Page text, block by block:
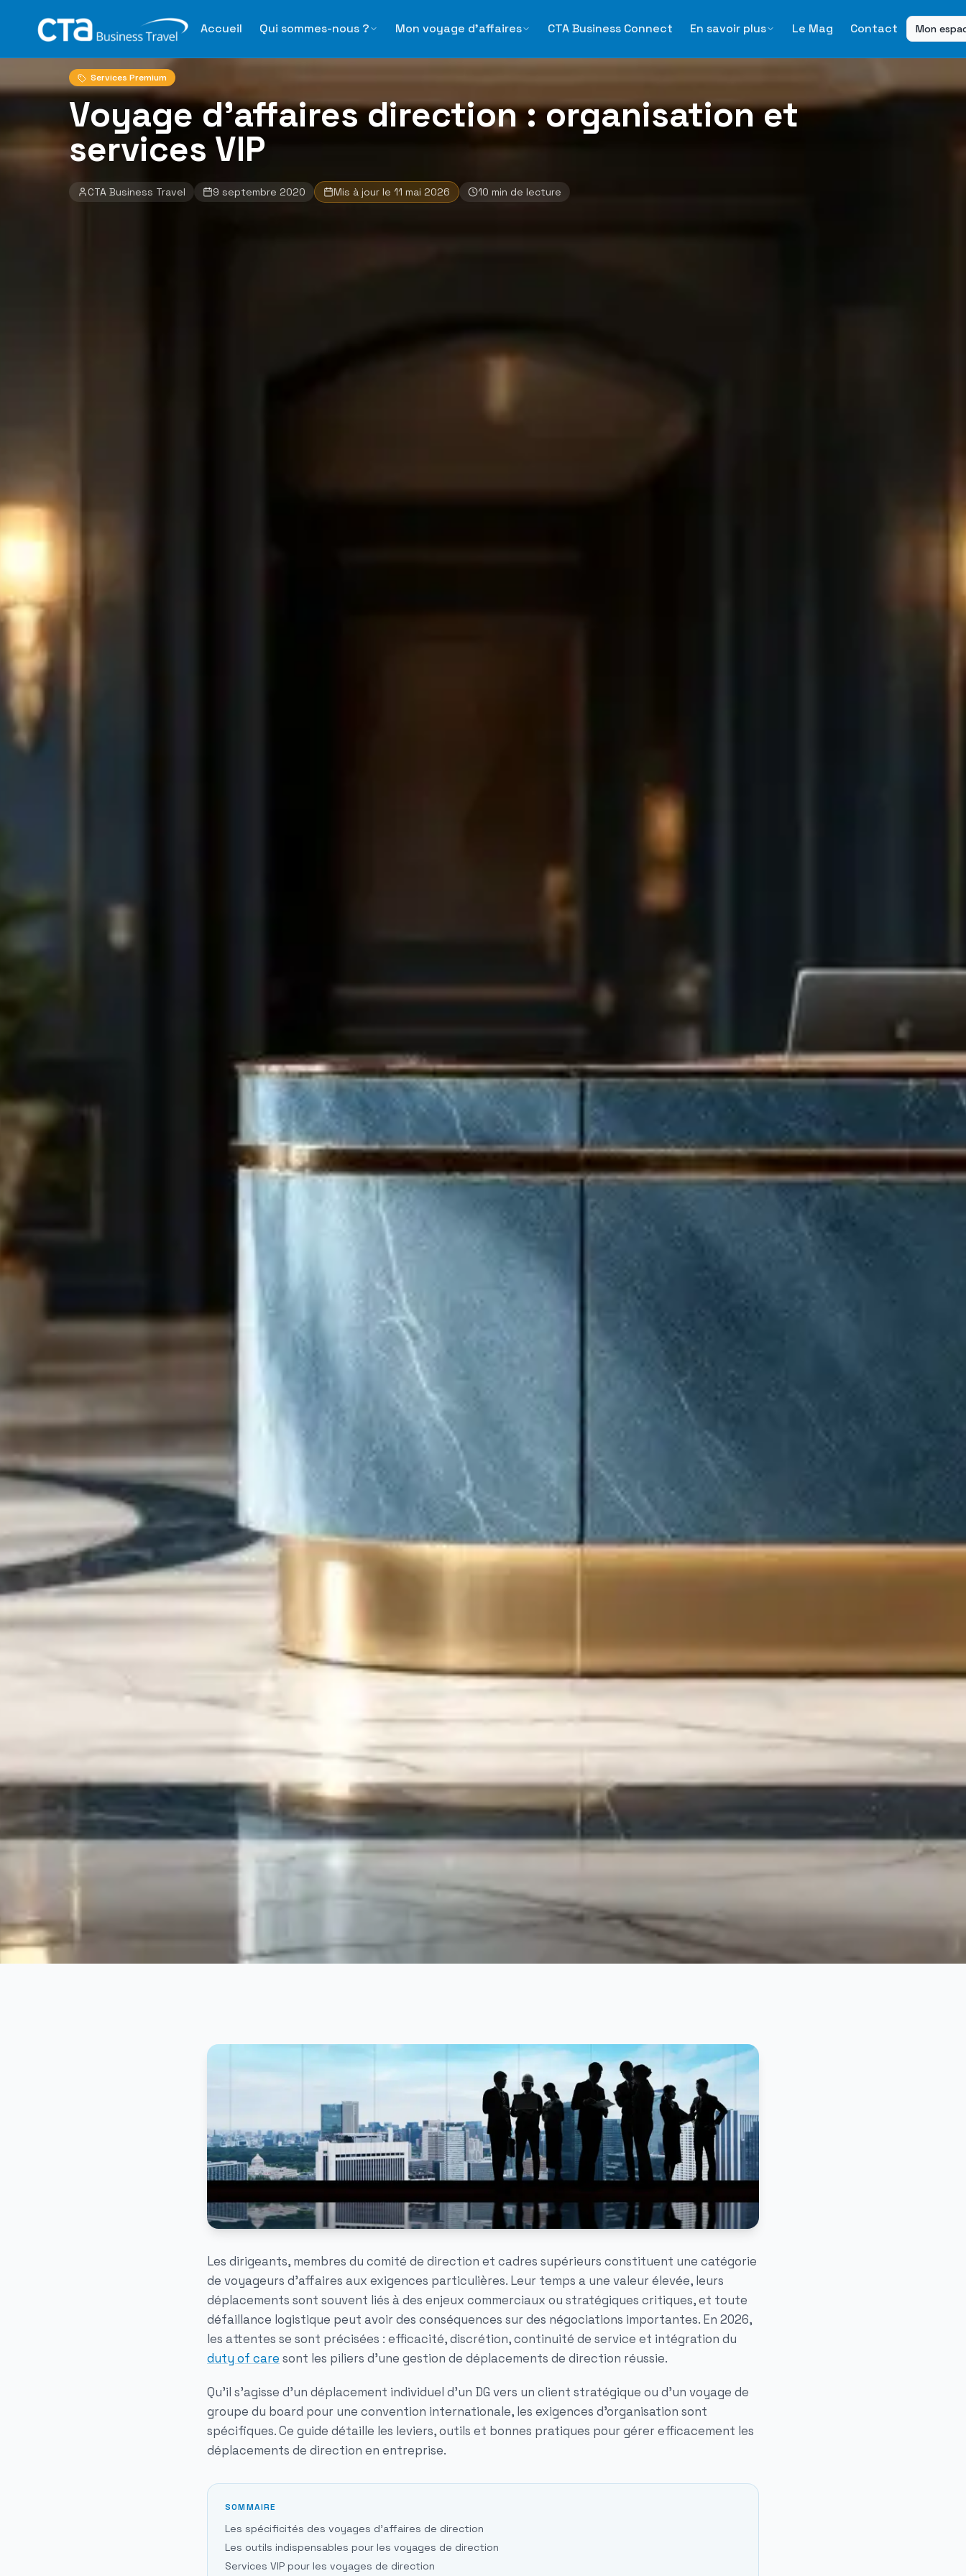
Accueil
Qui sommes-nous ? Mon voyage d'affaires CTA Business Connect En savoir plus Le Mag Contact Mon
Le Mag›Voyage d'affaires direction : organisation et services VIP
Retour au blog
Services Premium
Voyage d'affaires direction : organisation et
services VIP
CTA Business Travel 9 septembre 2020 Mis à jour le 11 mai 2026 10 min de lecture
Les dirigeants, membres du comité de direction et cadres supérieurs constituent une catégorie
de voyageurs d'affaires aux exigences particulières. Leur temps a une valeur élevée, leurs
déplacements sont souvent liés à des enjeux commerciaux ou stratégiques critiques, et toute
défaillance logistique peut avoir des conséquences sur des négociations importantes. En 2026,
les attentes se sont précisées : efficacité, discrétion, continuité de service et intégration du
duty of care sont les piliers d'une gestion de déplacements de direction réussie.
Qu'il s'agisse d'un déplacement individuel d'un DG vers un client stratégique ou d'un voyage de
groupe du board pour une convention internationale, les exigences d'organisation sont
spécifiques. Ce guide détaille les leviers, outils et bonnes pratiques pour gérer efficacement les
déplacements de direction en entreprise.
SOMMAIRE
Les spécificités des voyages d'affaires de direction
Les outils indispensables pour les voyages de direction
Services VIP pour les voyages de direction